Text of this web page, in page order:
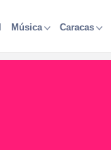
Música Caracas